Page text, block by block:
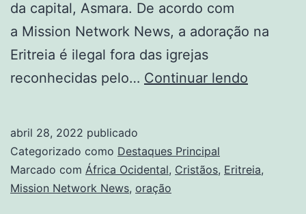
da capital, Asmara. De acordo com
a Mission Network News, a adoração na
Eritreia é ilegal fora das igrejas
reconhecidas pelo… Continuar lendo
reunião
abril 28, 2022 publicado
Categorizado como Destaques Principal
Marcado com África Ocidental, Cristãos, Eritreia,
Mission Network News, oração